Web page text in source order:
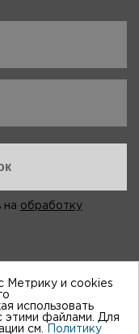
на обработку
Метрику и cookies
использовать
этими файлами. Для
см.
Политику